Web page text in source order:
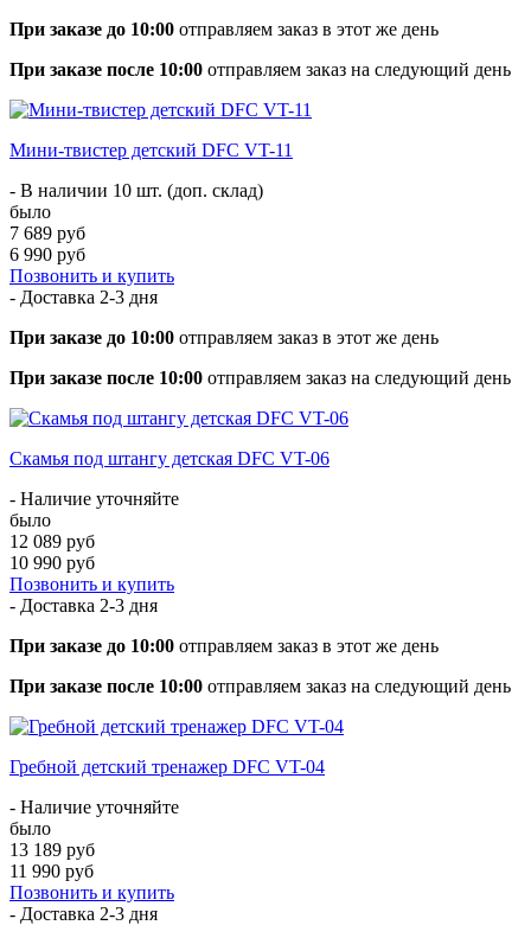
При заказе до 10:00 отправляем заказ в этот же день
При заказе после 10:00 отправляем заказ на следующий день
Мини-твистер детский DFC VT-11
- В наличии 10 шт. (доп. склад)
было
7 689 руб
6 990 руб
Позвонить и купить
- Доставка 2-3 дня
При заказе до 10:00 отправляем заказ в этот же день
При заказе после 10:00 отправляем заказ на следующий день
Скамья под штангу детская DFC VT-06
- Наличие уточняйте
было
12 089 руб
10 990 руб
Позвонить и купить
- Доставка 2-3 дня
При заказе до 10:00 отправляем заказ в этот же день
При заказе после 10:00 отправляем заказ на следующий день
Гребной детский тренажер DFC VT-04
- Наличие уточняйте
было
13 189 руб
11 990 руб
Позвонить и купить
- Доставка 2-3 дня